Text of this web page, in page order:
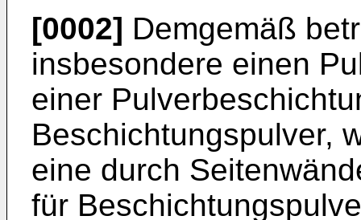
[0002] Demgemäß
insbesondere einen
einer
Beschichtungspulver,
eine durch
für